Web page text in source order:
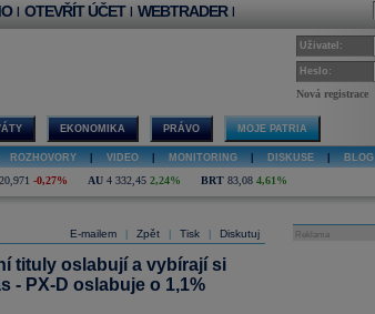
| OTEVŘÍT ÚČET | WEBTRADER |
Uživatel:
Heslo:
Nová registrace
EKONOMIKA PRÁVO MOJE PATRIA
ROZHOVORY VIDEO MONITORING DISKUSE BLOG
20,971 -0,27% AU 4 332,45 2,24% BRT 83,08 4,61%
E-mailem Zpět Tisk Diskutuj
tituly oslabují a vybírají si
- PX-D oslabuje o 1,1%
Reklama